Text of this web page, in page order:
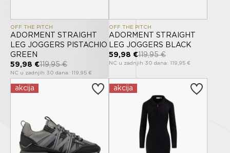
OFF THE PITCH
ADORMENT STRAIGHT
LEG JOGGERS PISTACHIO
GREEN
59,98 €119,95 €
NC u zadnjih 30 dana: 119,95 €
OFF THE PITCH
ADORMENT STRAIGHT
LEG JOGGERS BLACK
59,98 €119,95 €
NC u zadnjih 30 dana: 119,95 €
akcija akcija